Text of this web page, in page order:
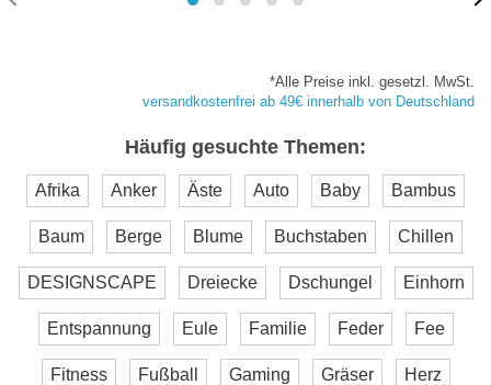
*Alle Preise inkl. gesetzl. MwSt.
versandkostenfrei ab 49€ innerhalb von Deutschland
Häufig gesuchte Themen:
Afrika Anker Äste Auto Baby Bambus
Baum Berge Blume Buchstaben Chillen
DESIGNSCAPE Dreiecke Dschungel Einhorn
Entspannung Eule Familie Feder Fee
Fitness Fußball Gaming Gräser Herz